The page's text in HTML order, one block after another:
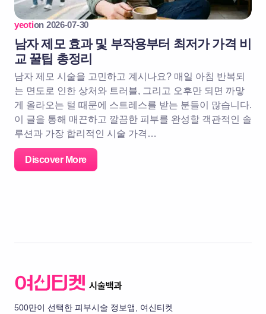
yeotion 2026-07-30
남자 제모 효과 및 부작용부터 최저가 가격 비
교 꿀팁 총정리
남자 제모 시술을 고민하고 계시나요? 매일 아침 반복되
는 면도로 인한 상처와 트러블, 그리고 오후만 되면 까맣
게 올라오는 털 때문에 스트레스를 받는 분들이 많습니다.
이 글을 통해 매끈하고 깔끔한 피부를 완성할 객관적인 솔
루션과 가장 합리적인 시술 가격…
Discover More
500만이 선택한 피부시술 정보앱, 여신티켓